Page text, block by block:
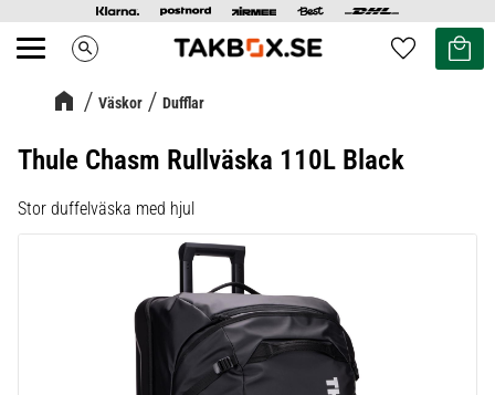
Meny search Favoriter
Kundvagn
Väskor Dufflar
Thule Chasm Rullväska 110L Black
Stor duffelväska med hjul